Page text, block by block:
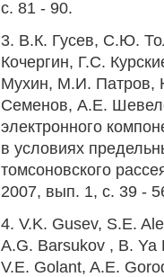
с. 81 - 90.
3. В.К. Гусев, С.Ю.
Кочергин, Г.С.
Мухин, М.И. Патров,
Семенов, А.Е.
электронного
в условиях
томсоновского
2007, вып. 1, с. 39 -
4. V.K. Gusev, S.E.
A.G. Barsukov , B. Ya
V.E. Golant, A.E.